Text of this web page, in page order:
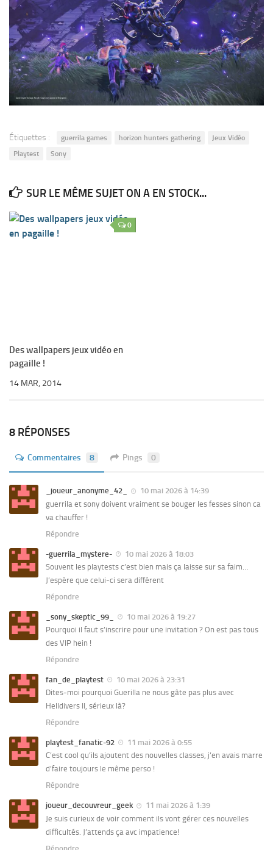
Étiquettes : guerrila games horizon hunters gathering
Jeux Vidéo
Playtest
Sony
SUR LE MÊME SUJET ON A EN STOCK...
0
Des wallpapers jeux vidéo en
pagaille !
14 MAR, 2014
8 RÉPONSES
Commentaires 8 Pings 0
_joueur_anonyme_42_
10 mai 2026 à 14:39
guerrila et sony doivent vraiment se bouger les fesses sinon ca
va chauffer !
Répondre
-guerrila_mystere-
10 mai 2026 à 18:03
Souvent les playtests c’est bien mais ça laisse sur sa faim…
J’espère que celui-ci sera différent
Répondre
_sony_skeptic_99_
10 mai 2026 à 19:27
Pourquoi il faut s’inscrire pour une invitation ? On est pas tous
des VIP hein !
Répondre
fan_de_playtest
10 mai 2026 à 23:31
Dites-moi pourquoi Guerilla ne nous gâte pas plus avec
Helldivers II, sérieux là?
Répondre
playtest_fanatic-92
11 mai 2026 à 0:55
C’est cool qu’ils ajoutent des nouvelles classes, j’en avais marre
d’faire toujours le même perso !
Répondre
joueur_decouvreur_geek
11 mai 2026 à 1:39
Je suis curieux de voir comment ils vont gérer ces nouvelles
difficultés. J’attends ça avc impatience!